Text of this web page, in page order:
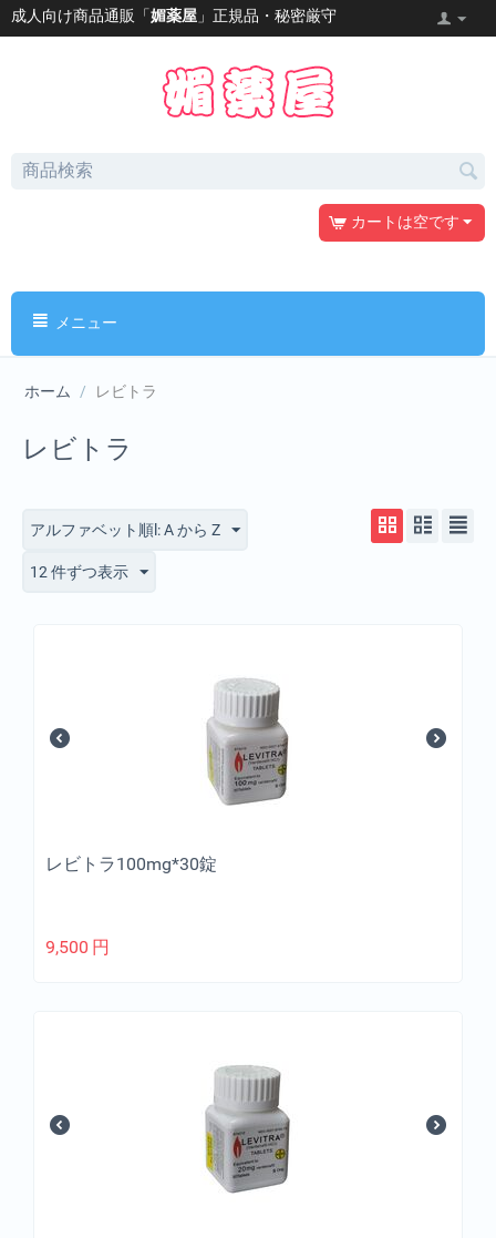
成人向け商品通販「媚薬屋 」正規品・秘密厳守
カートは空です
メニュー
ホーム / レビトラ
レビトラ
アルファベット順l: A から Z
12 件ずつ表示
レビトラ100mg*30錠
9,500 円